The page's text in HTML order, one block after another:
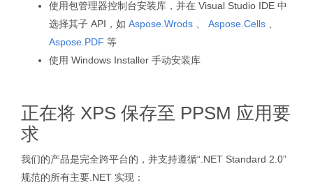
使用包管理器控制台安装库，并在 Visual Studio IDE 中
选择其子 API，如 Aspose.Wrods Aspose.Cells
Aspose.PDF 等
使用 Windows Installer 手动安装库
正在将 XPS 保存至 PPSM 应用要
求
我们的产品是完全跨平台的，并支持遵循“.NET Standard 2.0”
规范的所有主要.NET 实现：